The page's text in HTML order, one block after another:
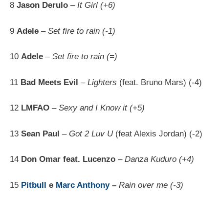
8 Jason Derulo – It Girl (+6)
9 Adele – Set fire to rain (-1)
10 Adele – Set fire to rain (=)
11 Bad Meets Evil – Lighters (feat. Bruno Mars) (-4)
12 LMFAO – Sexy and I Know it (+5)
13 Sean Paul – Got 2 Luv U(feat Alexis Jordan) (-2)
14 Don Omar feat. Lucenzo – Danza Kuduro (+4)
15 Pitbull e Marc Anthony– Rain over me (-3)